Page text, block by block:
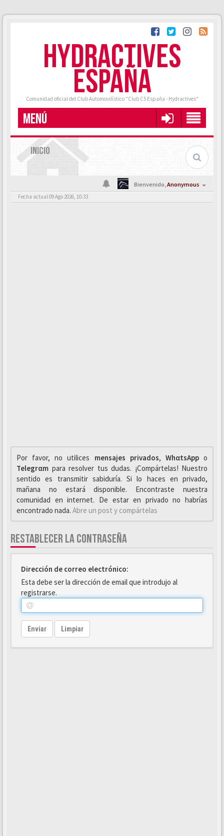
HYDRACTIVES
ESPAÑA
Comunidad oficial del Club Automovilístico "Club C5 España - Hydractives"
MENÚ
INICIO
Bienvenido,Anonymous
Fecha actual 09 Ago 2026, 10:33
Por favor, no utilices mensajes privados, WhαtsAppo
Telegrαm para resolver tus dudas. ¡Compártelas! Nuestro
sentido es transmitir sabiduría. Si lo haces en privado,
mañana no estará disponible. Encontraste nuestra
comunidad en internet. De estar en privado no habrías
encontrado nada. Abre un post y compártelas
RESTABLECER LA CONTRASEÑA
Dirección de correo electrónico:
Esta debe ser la dirección de email que introdujo al
registrarse.
Enviar Limpiar